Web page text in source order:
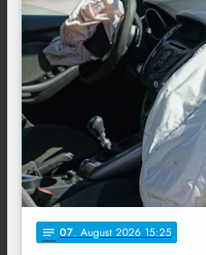
notes 07. August 2026 15:25